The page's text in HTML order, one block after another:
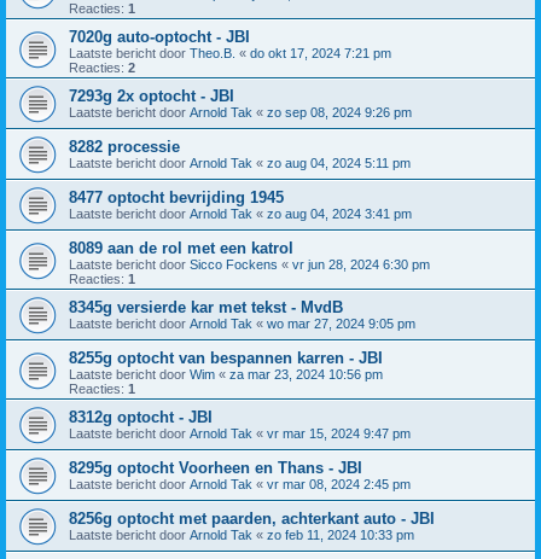
Reacties: 1
7020g auto-optocht - JBI
Laatste bericht door Theo.B. « do okt 17, 2024 7:21 pm
Reacties: 2
7293g 2x optocht - JBI
Laatste bericht door Arnold Tak « zo sep 08, 2024 9:26 pm
8282 processie
Laatste bericht door Arnold Tak « zo aug 04, 2024 5:11 pm
8477 optocht bevrijding 1945
Laatste bericht door Arnold Tak « zo aug 04, 2024 3:41 pm
8089 aan de rol met een katrol
Laatste bericht door Sicco Fockens « vr jun 28, 2024 6:30 pm
Reacties: 1
8345g versierde kar met tekst - MvdB
Laatste bericht door Arnold Tak « wo mar 27, 2024 9:05 pm
8255g optocht van bespannen karren - JBI
Laatste bericht door Wim « za mar 23, 2024 10:56 pm
Reacties: 1
8312g optocht - JBI
Laatste bericht door Arnold Tak « vr mar 15, 2024 9:47 pm
8295g optocht Voorheen en Thans - JBI
Laatste bericht door Arnold Tak « vr mar 08, 2024 2:45 pm
8256g optocht met paarden, achterkant auto - JBI
Laatste bericht door Arnold Tak « zo feb 11, 2024 10:33 pm